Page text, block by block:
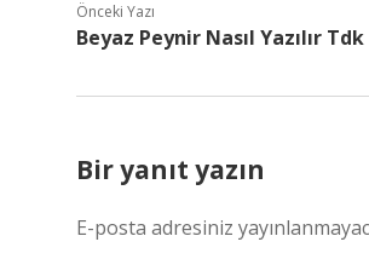
Önceki Yazı
Beyaz Peynir Nasıl Yazılır Tdk
Bir yanıt yazın
E-posta adresiniz